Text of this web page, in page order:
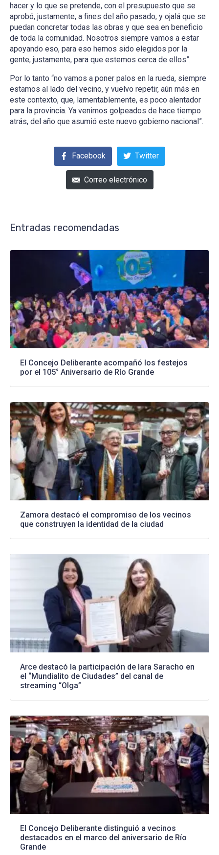
hacer y lo que se pretende, con el presupuesto que se
aprobó, justamente, a fines del año pasado, y ojalá que se
puedan concretar todas las obras y que sea en beneficio
de toda la comunidad. Nosotros siempre vamos a estar
apoyando eso, para eso hemos sido elegidos por la
gente, justamente, para que estemos cerca de ellos”.
Por lo tanto “no vamos a poner palos en la rueda, siempre
estamos al lado del vecino, y vuelvo repetir, aún más en
este contexto, que, lamentablemente, es poco alentador
para la provincia. Ya venimos golpeados de hace tiempo
atrás, del año que asumió este nuevo gobierno nacional”.
Facebook Twitter
Correo electrónico
Entradas recomendadas
El Concejo Deliberante acompañó los festejos
por el 105° Aniversario de Río Grande
Zamora destacó el compromiso de los vecinos
que construyen la identidad de la ciudad
Arce destacó la participación de Iara Saracho en
el “Mundialito de Ciudades” del canal de
streaming “Olga”
El Concejo Deliberante distinguió a vecinos
destacados en el marco del aniversario de Río
Grande